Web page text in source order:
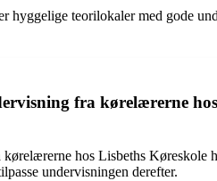
hyggelige teorilokaler med gode
fra kørelærerne
hos Lisbeths
undervisningen derefter.